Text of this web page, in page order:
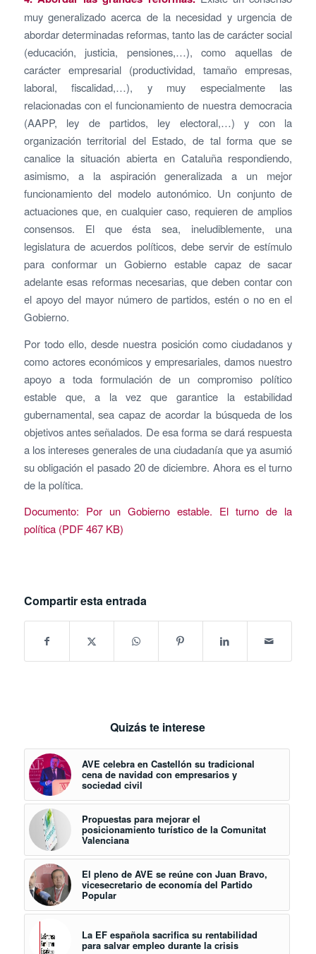
muy generalizado acerca de la necesidad y urgencia de
abordar determinadas reformas, tanto las de carácter social
(educación, justicia, pensiones,…), como aquellas de
carácter empresarial (productividad, tamaño empresas,
laboral, fiscalidad,…), y muy especialmente las
relacionadas con el funcionamiento de nuestra democracia
(AAPP, ley de partidos, ley electoral,…) y con la
organización territorial del Estado, de tal forma que se
canalice la situación abierta en Cataluña respondiendo,
asimismo, a la aspiración generalizada a un mejor
funcionamiento del modelo autonómico. Un conjunto de
actuaciones que, en cualquier caso, requieren de amplios
consensos. El que ésta sea, ineludiblemente, una
legislatura de acuerdos políticos, debe servir de estímulo
para conformar un Gobierno estable capaz de sacar
adelante esas reformas necesarias, que deben contar con
el apoyo del mayor número de partidos, estén o no en el
Gobierno.
Por todo ello, desde nuestra posición como ciudadanos y
como actores económicos y empresariales, damos nuestro
apoyo a toda formulación de un compromiso político
estable que, a la vez que garantice la estabilidad
gubernamental, sea capaz de acordar la búsqueda de los
objetivos antes señalados. De esa forma se dará respuesta
a los intereses generales de una ciudadanía que ya asumió
su obligación el pasado 20 de diciembre. Ahora es el turno
de la política.
Documento: Por un Gobierno estable. El turno de la
política (PDF 467 KB)
Compartir esta entrada
Quizás te interese
AVE celebra en Castellón su tradicional
cena de navidad con empresarios y
sociedad civil
Propuestas para mejorar el
posicionamiento turístico de la Comunitat
Valenciana
El pleno de AVE se reúne con Juan Bravo,
vicesecretario de economía del Partido
Popular
La EF española sacrifica su rentabilidad
para salvar empleo durante la crisis